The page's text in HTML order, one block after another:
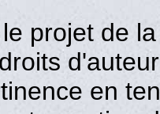
projet de
en